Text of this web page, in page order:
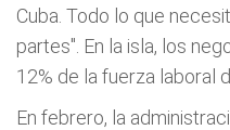
Cuba. Todo lo que
partes". En la isla, los
12% de la fuerza laboral
En febrero, la